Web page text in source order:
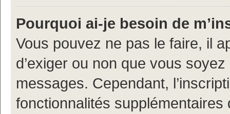
Pourquoi ai-je besoin de
Vous pouvez ne pas le faire, il
d’exiger ou non que vous
messages. Cependant,
fonctionnalités